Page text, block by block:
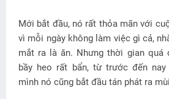
Mới bắt đầu, nó rất thỏa mãn với
vì mỗi ngày không làm việc gì cả,
mắt ra là ăn. Nhưng thời gian quá
bầy heo rất bẩn, từ trước đến
mình nó cũng bắt đầu tán phát ra